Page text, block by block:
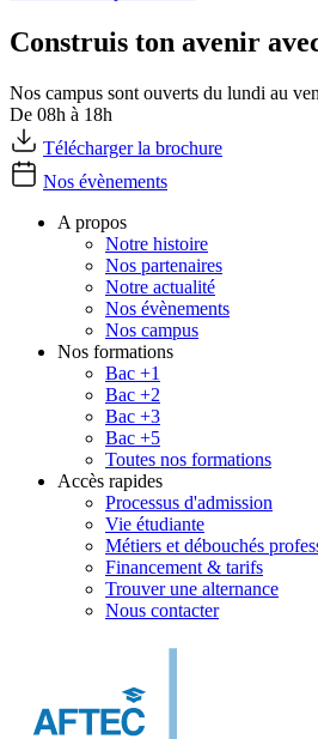
Construis ton avenir
Nos campus sont ouverts du lundi au
De 08h à 18h
Télécharger la brochure
Nos évènements
A propos
Notre histoire
Nos partenaires
Notre actualité
Nos évènements
Nos campus
Nos formations
Bac +1
Bac +2
Bac +3
Bac +5
Toutes nos formations
Accès rapides
Processus d'admission
Vie étudiante
Métiers et débouchés
Financement & tarifs
Trouver une alternance
Nous contacter